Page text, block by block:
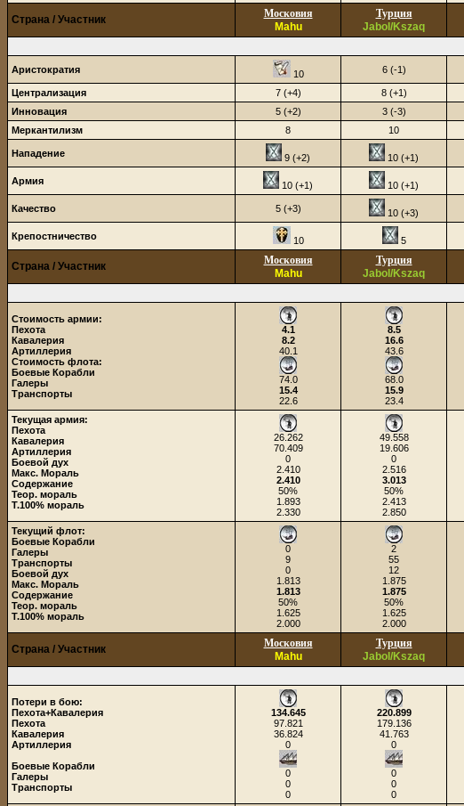
Страна / Участник
Московия
Mahu
Турция
Jabol/Kszaq
Аристократия 10 6 (-1)
Централизация
7 (+4) 8 (+1)
Инновация
5 (+2) 3 (-3)
Меркантилизм
8 10
Нападение 9 (+2) 10 (+1)
Армия 10 (+1) 10 (+1)
Качество 5 (+3) 10 (+3)
Крепостничество 10 5
Страна / Участник
Московия
Mahu
Турция
Jabol/Kszaq
Стоимость армии:
Пехота
Кавалерия
Артиллерия
Стоимость флота:
Боевые Корабли
Галеры
Транспорты
4.1
8.2
40.1
74.0
15.4
22.6
8.5
16.6
43.6
68.0
15.9
23.4
Текущая армия:
Пехота
Кавалерия
Артиллерия
Боевой дух
Макс. Мораль
Содержание
Теор. мораль
Т.100% мораль
26.262
70.409
0
2.410
2.410
50%
1.893
2.330
49.558
19.606
0
2.516
3.013
50%
2.413
2.850
Текущий флот:
Боевые Корабли
Галеры
Транспорты
Боевой дух
Макс. Мораль
Содержание
Теор. мораль
Т.100% мораль
0
9
0
1.813
1.813
50%
1.625
2.000
2
55
12
1.875
1.875
50%
1.625
2.000
Страна / Участник
Московия
Mahu
Турция
Jabol/Kszaq
Потери в бою:
Пехота+Кавалерия
Пехота
Кавалерия
Артиллерия
Боевые Корабли
Галеры
Транспорты
134.645
97.821
36.824
0
0
0
0
220.899
179.136
41.763
0
0
0
0